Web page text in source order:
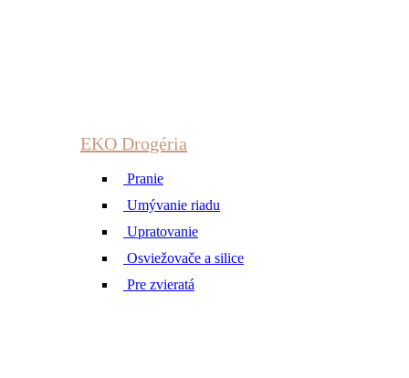
EKO Drogéria
Pranie
Umývanie riadu
Upratovanie
Osviežovače a silice
Pre zvieratá